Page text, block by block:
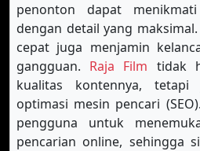
penonton dapat
dengan detail yang
cepat juga menjamin
gangguan. Raja Film tidak
kualitas kontennya, tetapi
optimasi mesin pencari
pengguna untuk
pencarian online, sehingga